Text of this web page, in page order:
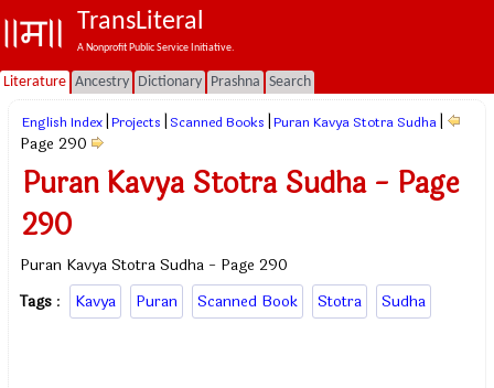
TransLiteral
A Nonprofit Public Service Initiative.
Literature Ancestry Dictionary Prashna Search
English Index Projects Scanned Books Puran Kavya Stotra Sudha
Page 290
Puran Kavya Stotra Sudha - Page
290
Puran Kavya Stotra Sudha - Page 290
Tags : Kavya Puran Scanned Book Stotra Sudha